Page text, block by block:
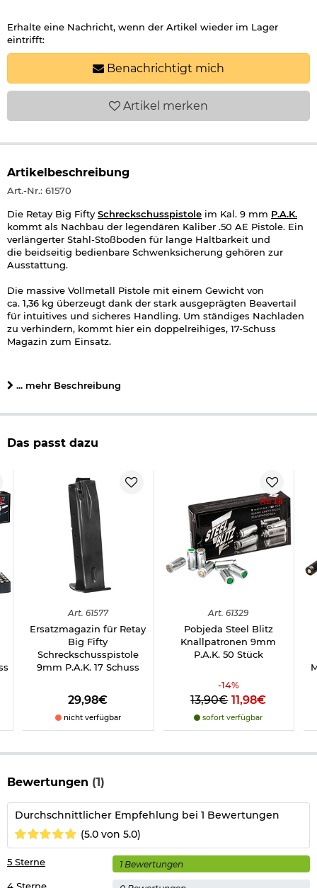
Erhalte eine Nachricht, wenn der Artikel wieder im Lager
eintrifft:
Benachrichtigt mich
Artikel merken
Artikelbeschreibung
Art.-Nr.: 61570
Die Retay Big Fifty Schreckschusspistole im Kal. 9 mm P.A.K.
kommt als Nachbau der legendären Kaliber .50 AE Pistole. Ein
verlängerter Stahl-Stoßboden für lange Haltbarkeit und
die beidseitig bedienbare Schwenksicherung gehören zur
Ausstattung.
Die massive Vollmetall Pistole mit einem Gewicht von
ca. 1,36 kg überzeugt dank der stark ausgeprägten Beavertail
für intuitives und sicheres Handling. Um ständiges Nachladen
zu verhindern, kommt hier ein doppelreihiges, 17-Schuss
Magazin zum Einsatz.
Retay Big Fifty
P.A.K chrome-finish
Abschussbecher
Bedienungsanleitung
Kaliber: 9mm P.A.K.
Munition: Knall-/Platzpatronen, CS- und Pfeffergas,
Signalmunition im Kaliber 9mm P.A.K.
Magazinkapazität: 17 Schuss
Single Action
Sicherung: Schwenksicherung
massive Vollmetall-Ausführung
beidseitig bedienbare Schwenksicherung
verlängerter Stahlstoßboden
Länge: 227 mm
Höhe: ca. 140 mm
Gewicht: 1365 g
Material Schlitten: Metallschlitten
Material Griffschalen: Polymer
uns einenAltersnachweiszusenden, sofern uns dieser noch
Infos anklicken)
Bitte beachten Sie auch folgenden Link:
Umgang mit Gas- und Signalwaffen
Herstellerinformationen
... mehr Beschreibung
Das passt dazu
Art. 61577
Ersatzmagazin für Retay
Big Fifty
Schreckschusspistole
9mm P.A.K. 17 Schuss
29,98€
nicht verfügbar
Ab 18
Art. 61329
Pobjeda Steel Blitz
Knallpatronen 9mm
P.A.K. 50 Stück
-14%
13,90€ 11,98€
sofort verfügbar
Bewertungen (1)
Durchschnittlicher Empfehlung bei 1 Bewertungen
(5.0 von 5.0)
5 Sterne 1 Bewertungen